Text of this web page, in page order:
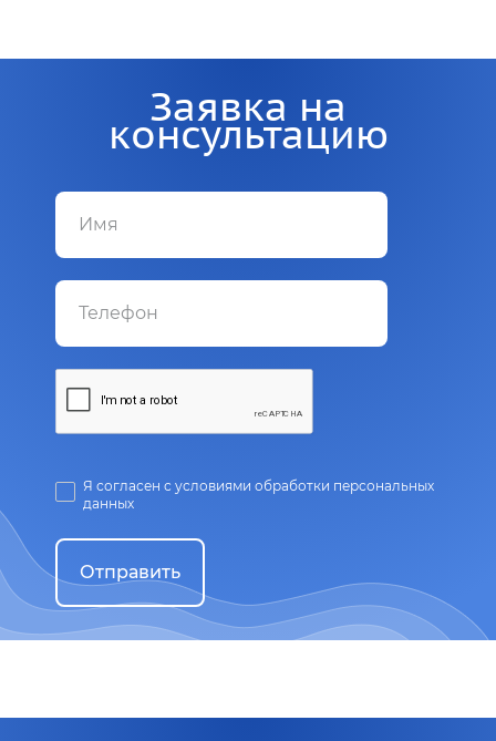
Заявка на
консультацию
Я согласен с условиями обработки персональных
данных
Отправить